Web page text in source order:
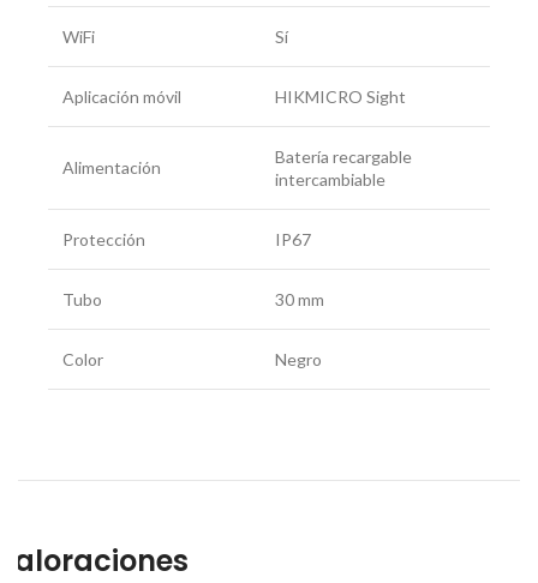
WiFi Sí
Aplicación móvil HIKMICRO Sight
Alimentación
Batería recargable
intercambiable
Protección IP67
Tubo 30 mm
Color Negro